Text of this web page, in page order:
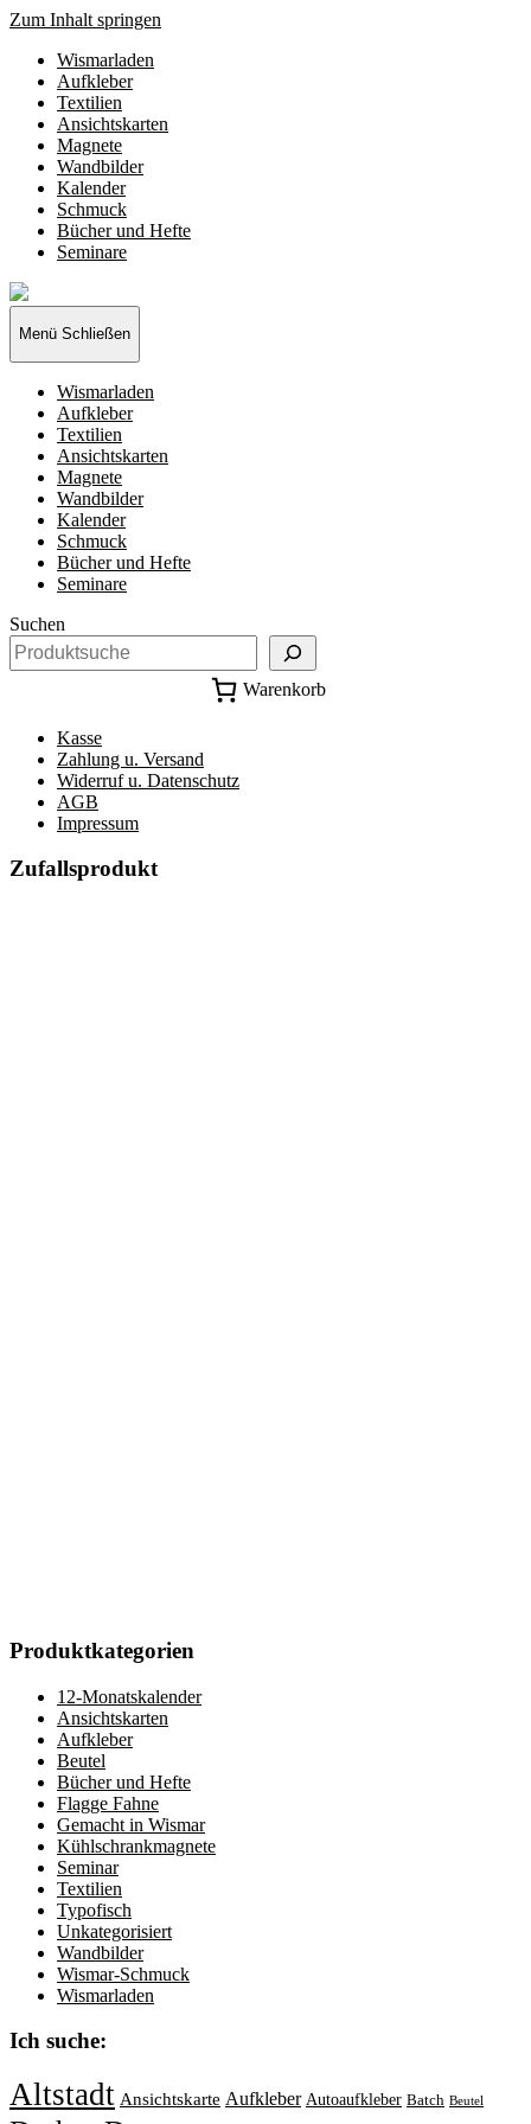
Zum Inhalt springen
Wismarladen
Aufkleber
Textilien
Ansichtskarten
Magnete
Wandbilder
Kalender
Schmuck
Bücher und Hefte
Seminare
Wismarladen
-
deine
Produzentengemeinschaft
Menü Schließen
Wismarladen
Aufkleber
Textilien
Ansichtskarten
Magnete
Wandbilder
Kalender
Schmuck
Bücher und Hefte
Seminare
Suchen
Warenkorb
Kasse
Zahlung u. Versand
Widerruf u. Datenschutz
AGB
Impressum
Zufallsprodukt
Produktkategorien
12-Monatskalender
Ansichtskarten
Aufkleber
Beutel
Bücher und Hefte
Flagge Fahne
Gemacht in Wismar
Kühlschrankmagnete
Seminar
Textilien
Typofisch
Unkategorisiert
Wandbilder
Wismar-Schmuck
Wismarladen
Ich suche:
Altstadt Ansichtskarte Aufkleber Autoaufkleber Batch Beutel